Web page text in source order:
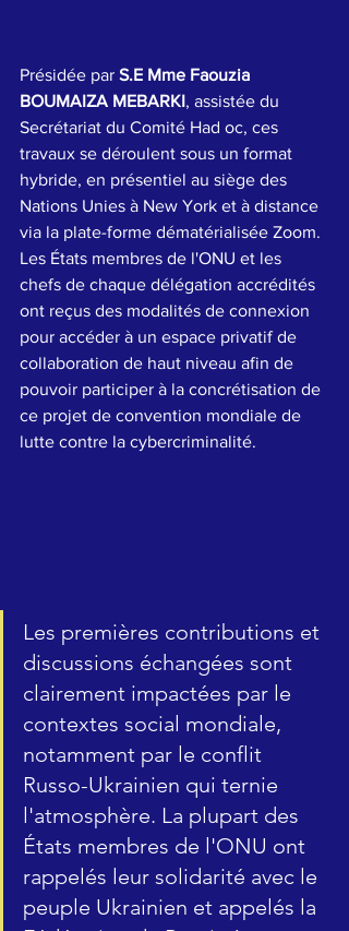
Présidée par S.E Mme Faouzia
BOUMAIZA MEBARKI, assistée du
Secrétariat du Comité Had oc, ces
travaux se déroulent sous un format
hybride, en présentiel au siège des
Nations Unies à New York et à distance
via la plate-forme dématérialisée Zoom.
Les États membres de l'ONU et les
chefs de chaque délégation accrédités
ont reçus des modalités de connexion
pour accéder à un espace privatif de
collaboration de haut niveau afin de
pouvoir participer à la concrétisation de
ce projet de convention mondiale de
lutte contre la cybercriminalité.
Les premières contributions et
discussions échangées sont
clairement impactées par le
contextes social mondiale,
notamment par le conflit
Russo-Ukrainien qui ternie
l'atmosphère. La plupart des
États membres de l'ONU ont
rappelés leur solidarité avec le
peuple Ukrainien et appelés la